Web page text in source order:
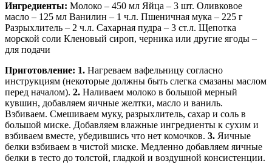
Ингредиенты: Молоко – 450 мл Яйца – 3 шт. Оливковое
масло – 125 мл Ванилин – 1 ч.л. Пшеничная мука – 225 г
Разрыхлитель – 2 ч.л. Сахарная пудра – 3 ст.л. Щепотка
морской соли Кленовый сироп, черника или другие ягоды –
для подачи
Приготовление: 1. Нагреваем вафельницу согласно
инструкциям (некоторые должны быть слегка смазаны маслом
перед началом). 2. Наливаем молоко в большой мерный
кувшин, добавляем яичные желтки, масло и ваниль.
Взбиваем. Смешиваем муку, разрыхлитель, сахар и соль в
большой миске. Добавляем влажные ингредиенты к сухим и
взбиваем вместе, убедившись что нет комочков. 3. Яичные
белки взбиваем в чистой миске. Медленно добавляем яичные
белки в тесто до толстой, гладкой и воздушной консистенции.